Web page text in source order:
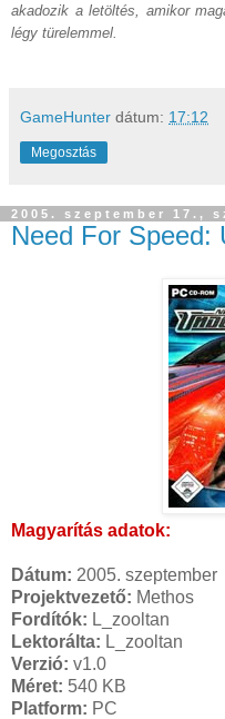
akadozik a letöltés, amikor
légy türelemmel.
GameHunter dátum: 17:12
Megosztás
2005. szeptember 17.,
Need For Speed:
Magyarítás adatok:
Dátum: 2005. szeptember
Projektvezető: Methos
Fordítók: L_zooltan
Lektorálta: L_zooltan
Verzió: v1.0
Méret: 540 KB
Platform: PC